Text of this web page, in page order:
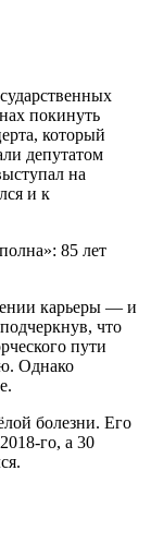
покинуть
который
депутатом
на
и к
85 лет
карьеры — и
что
пути
Однако
болезни. Его
го, а 30